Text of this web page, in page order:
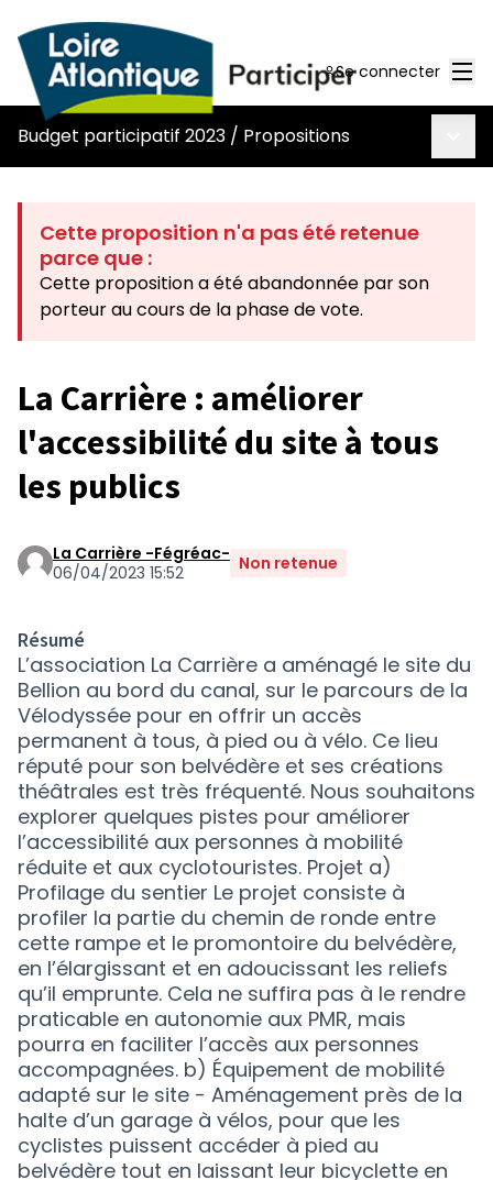
Se connecter
Budget participatif 2023 / Propositions
Cette proposition n'a pas été retenue
parce que :
Cette proposition a été abandonnée par son
porteur au cours de la phase de vote.
La Carrière : améliorer
l'accessibilité du site à tous
les publics
La Carrière -Fégréac-
06/04/2023 15:52
Non retenue
Résumé
L’association La Carrière a aménagé le site du
Bellion au bord du canal, sur le parcours de la
Vélodyssée pour en offrir un accès
permanent à tous, à pied ou à vélo. Ce lieu
réputé pour son belvédère et ses créations
théâtrales est très fréquenté. Nous souhaitons
explorer quelques pistes pour améliorer
l’accessibilité aux personnes à mobilité
réduite et aux cyclotouristes. Projet a)
Profilage du sentier Le projet consiste à
profiler la partie du chemin de ronde entre
cette rampe et le promontoire du belvédère,
en l’élargissant et en adoucissant les reliefs
qu’il emprunte. Cela ne suffira pas à le rendre
praticable en autonomie aux PMR, mais
pourra en faciliter l’accès aux personnes
accompagnées. b) Équipement de mobilité
adapté sur le site - Aménagement près de la
halte d’un garage à vélos, pour que les
cyclistes puissent accéder à pied au
belvédère tout en laissant leur bicyclette en